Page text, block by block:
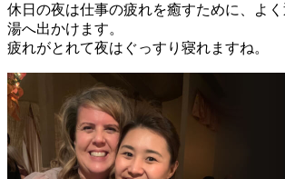
休日の夜は仕事の疲れを癒すために、よ
湯へ出かけます。
疲れがとれて夜はぐっすり寝れますね。